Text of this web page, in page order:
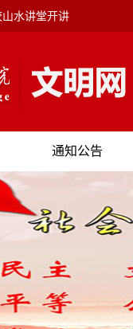
水讲堂开讲
通知公告